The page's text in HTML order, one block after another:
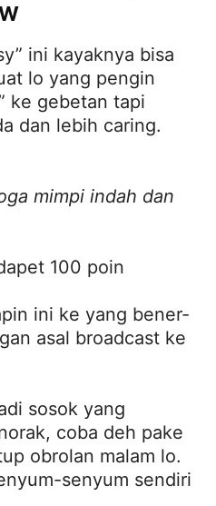
ini kayaknya bisa
lo yang pengin
ke gebetan tapi
dan lebih caring.
mimpi indah dan
100 poin
ini ke yang bener-
asal broadcast ke
sosok yang
coba deh pake
obrolan malam lo.
senyum sendiri